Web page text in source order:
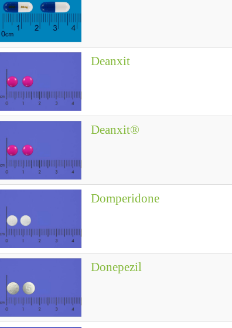
Deanxit
Deanxit®
Domperidone
Donepezil